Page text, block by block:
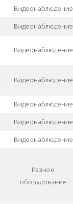
Видеонаблюдение
Видеонаблюдение
Видеонаблюдение
Видеонаблюдение
Видеонаблюдение
Видеонаблюдение
Видеонаблюдение
Разное
оборудование